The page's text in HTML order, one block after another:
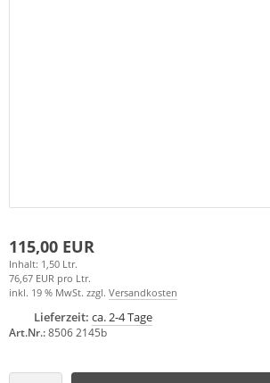
115,00 EUR
Inhalt: 1,50 Ltr.
76,67 EUR pro Ltr.
inkl. 19 % MwSt. zzgl. Versandkosten
Lieferzeit: ca. 2-4 Tage
Art.Nr.:8506 2145b